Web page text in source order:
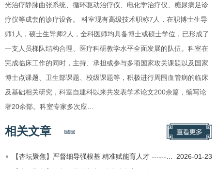
光治疗静脉曲张系统、循环驱动治疗仪、电化学治疗仪、糖尿病足诊
疗仪等成套的诊疗设备。 科室现有高级技术职称7人，在职博士生导
师1人，硕士生导师2人，全科医师均具备博士或硕士学位，已形成了
一支人员梯队结构合理、医疗科研教学水平全面发展的队伍。科室在
完成临床工作的同时，主持、承担或参与多项国家攻关课题以及国家
博士点课题、卫生部课题、校级课题等，积极进行周围血管病的临床
及基础相关研究，科室自建科以来共发表学术论文200余篇，编写论
著20余部。科室专家多次应…
相关文章
2026-01-23
【杏坛聚焦】严督细导强根基 精准赋能育人才 ------北京中医药大学第二临床医学院（东方医院）中医医师规范化…